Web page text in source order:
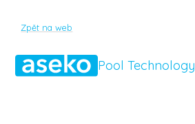
Zpět na web
Pool Technology